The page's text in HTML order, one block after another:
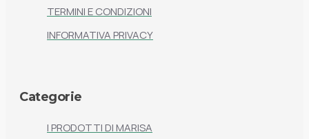
TERMINI E CONDIZIONI
INFORMATIVA PRIVACY
Categorie
I PRODOTTI DI MARISA